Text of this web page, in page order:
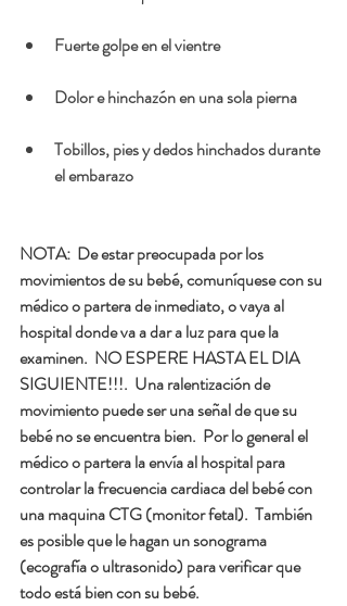
Fuerte golpe en el vientre
Dolor e hinchazón en una sola pierna
Tobillos, pies y dedos hinchados durante
el embarazo
NOTA:  De estar preocupada por los
movimientos de su bebé, comuníquese con su
médico o partera de inmediato, o vaya al
hospital donde va a dar a luz para que la
examinen.  NO ESPERE HASTA EL DIA
SIGUIENTE!!!.  Una ralentización de
movimiento puede ser una señal de que su
bebé no se encuentra bien.  Por lo general el
médico o partera la envía al hospital para
controlar la frecuencia cardiaca del bebé con
una maquina CTG (monitor fetal).  También
es posible que le hagan un sonograma
(ecografía o ultrasonido) para verificar que
todo está bien con su bebé.